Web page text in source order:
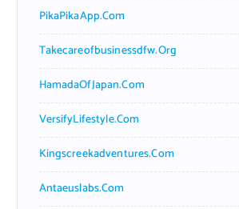
PikaPikaApp.com
Takecareofbusinessdfw.org
HamadaOfJapan.com
VersifyLifestyle.com
Kingscreekadventures.com
Antaeuslabs.com